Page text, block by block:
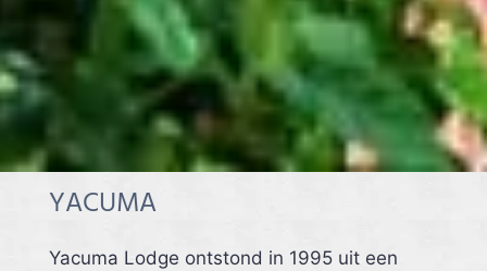
YACUMA
Yacuma Lodge ontstond in 1995 uit een